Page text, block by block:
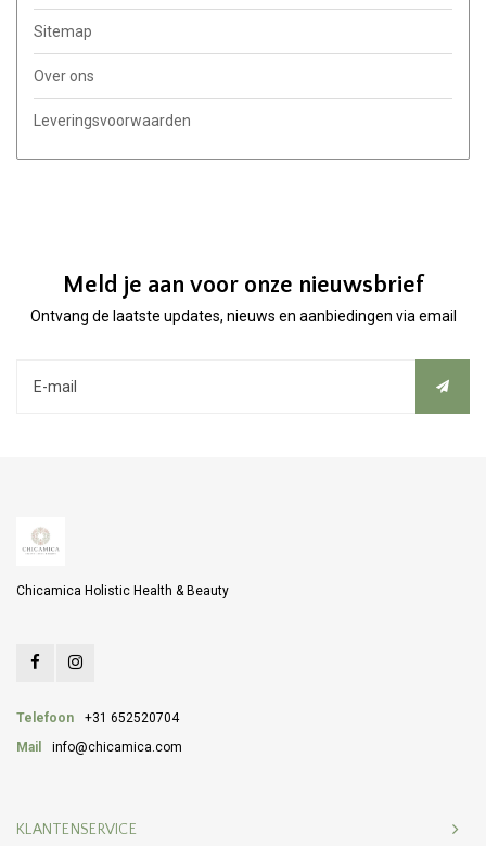
Sitemap
Over ons
Leveringsvoorwaarden
Meld je aan voor onze nieuwsbrief
Ontvang de laatste updates, nieuws en aanbiedingen via email
Chicamica Holistic Health & Beauty
Telefoon
+31 652520704
Mail
info@chicamica.com
KLANTENSERVICE